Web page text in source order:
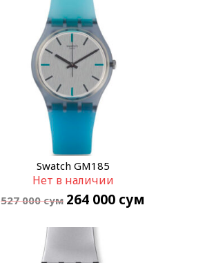
Swatch GM185
Нет в наличии
527 000сум 264 000 сум